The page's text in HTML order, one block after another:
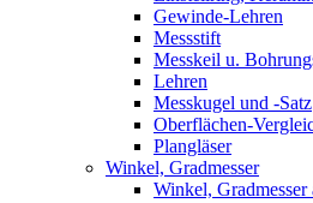
Gewinde-Lehren
Messstift
Messkeil u.
Lehren
Messkugel und -Satz
Oberflächen-
Plangläser
Winkel, Gradmesser
Winkel, Gradmesser